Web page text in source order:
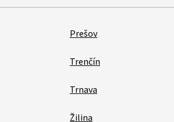
Prešov
Trenčín
Trnava
Žilina